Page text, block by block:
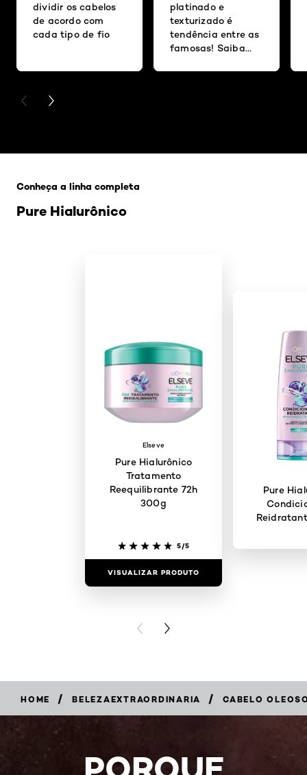
dividir os cabelos
de acordo com
cada tipo de fio
platinado e
texturizado é
tendência entre as
famosas! Saiba
usado por Taylor
PREVIOUS CARD
NEXT CARD
Pure Hialurônico
Conheça a linha completa
Elseve
Pure Hialurônico
Tratamento
Reequilibrante 72h
300g
5/5
VISUALIZAR PRODUTO
Pure
PREVIOUS CARD
NEXT CARD
HOME / BELEZAEXTRAORDINARIA / CABELO